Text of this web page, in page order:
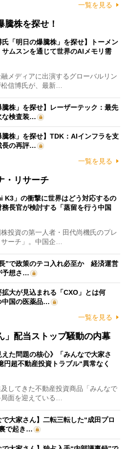
一覧を見る
騰株を探せ！
氏「明日の爆騰株」を探せ】トーメン
サムスンを通じて世界のAIメモリ需
メディアに出演するグローバルリン
信博氏が、最新…
騰株」を探せ】レーザーテック：最先
な検査装…
騰株」を探せ】TDK：AIインフラを支
長の再評…
一覧を見る
・リサーチ
K3」の衝撃に世界はどう対応するの
長官が検討する「蒸留を行う中国
投資の第一人者・田代尚機氏のプレ
ーチ」。中国企…
”で政策のテコ入れ必至か 経済運営
予想さ…
大が見込まれる「CXO」とは何
国の医薬品…
一覧を見る
」配当ストップ騒動の内幕
えた問題の核心》「みんなで大家さ
円超不動産投資トラブル“異常なく
してきた不動産投資商品「みんなで
面を迎えている…
で大家さん】二転三転した“成田プロ
で起き…